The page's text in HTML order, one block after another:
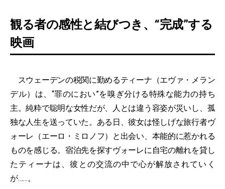
観る者の感性と結びつき、“完成”する
映画
スウェーデンの税関に勤めるティーナ（エヴァ・メラン
デル）は、“罪のにおい”を嗅ぎ分ける特殊な能力の持ち
主。純粋で聡明な女性だが、人とは違う容姿が災いし、孤
独な人生を送っていた。ある日、彼女は怪しげな旅行者ヴ
ォーレ（エーロ・ミロノフ）と出会い、本能的に惹かれる
ものを感じる。宿泊先を探すヴォーレに自宅の離れを貸し
たティーナは、彼との交流の中で心が解放されていく
が……。